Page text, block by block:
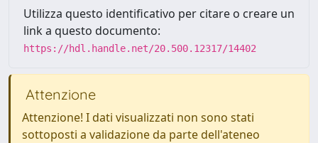
Utilizza questo identificativo per citare o creare un
link a questo documento:
https://hdl.handle.net/20.500.12317/14402
Attenzione
Attenzione! I dati visualizzati non sono stati
sottoposti a validazione da parte dell'ateneo